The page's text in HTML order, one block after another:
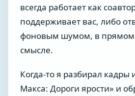
всегда работает как
поддерживает вас, либо
фоновым шумом, в прямом
смысле.
Когда-то я разбирал кадры
Макса: Дороги ярости» и